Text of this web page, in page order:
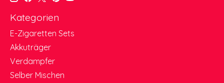
Kategorien
E-Zigaretten Sets
Akkuträger
Verdampfer
Selber Mischen